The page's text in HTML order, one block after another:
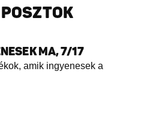
MA, 7/17
amik ingyenesek a